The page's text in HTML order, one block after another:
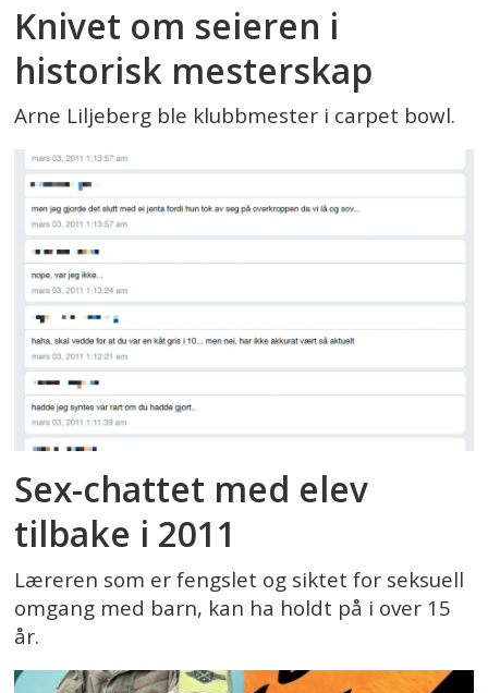
Knivet om seieren i
historisk mesterskap
Arne Liljeberg ble klubbmester i carpet bowl.
Sex-chattet med elev
tilbake i 2011
Læreren som er fengslet og siktet for seksuell
omgang med barn, kan ha holdt på i over 15
år.